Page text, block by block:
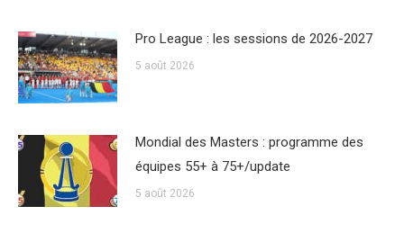
Pro League : les sessions de 2026-2027
5 août 2026
Mondial des Masters : programme des
équipes 55+ à 75+/update
5 août 2026